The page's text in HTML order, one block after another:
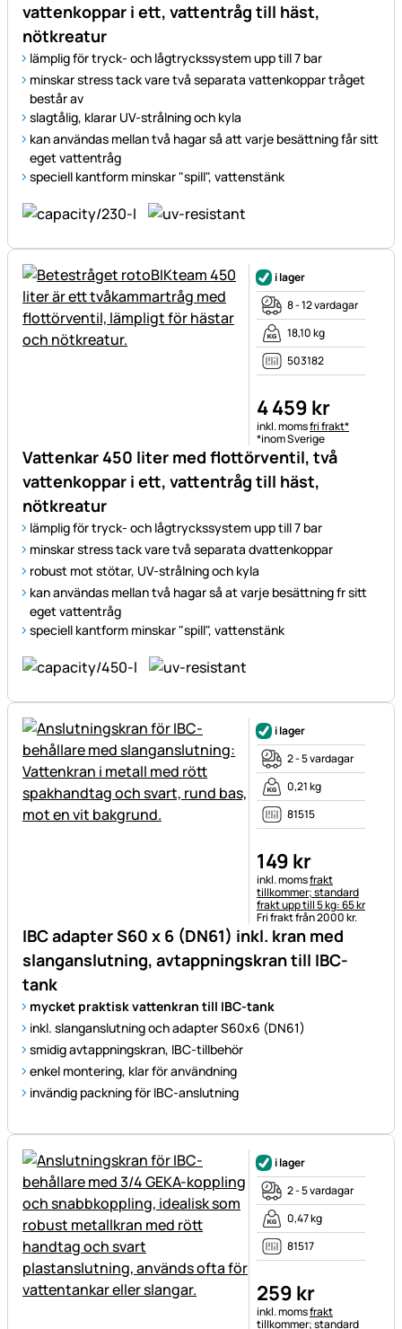
vattenkoppar i ett, vattentråg till häst,
nötkreatur
lämplig för tryck- och lågtryckssystem upp till 7 bar
minskar stress tack vare två separata vattenkoppar tråget
består av
slagtålig, klarar UV-strålning och kyla
kan användas mellan två hagar så att varje besättning får sitt
eget vattentråg
speciell kantform minskar "spill", vattenstänk
Vattenkar 450 liter med flottörventil, två
vattenkoppar i ett, vattentråg till häst,
nötkreatur
lämplig för tryck- och lågtryckssystem upp till 7 bar
minskar stress tack vare två separata dvattenkoppar
robust mot stötar, UV-strålning och kyla
kan användas mellan två hagar så at varje besättning fr sitt
eget vattentråg
speciell kantform minskar "spill", vattenstänk
i lager
8 - 12 vardagar
18,10 kg
503182
4 459 kr
Skatteinformation:
inkl. momsfri frakt*
*inom Sverige
IBC adapter S60 x 6 (DN61) inkl. kran med
slanganslutning, avtappningskran till IBC-
tank
mycket praktisk vattenkran till IBC-tank
inkl. slanganslutning och adapter S60x6 (DN61)
smidig avtappningskran, IBC-tillbehör
enkel montering, klar för användning
invändig packning för IBC-anslutning
i lager
2 - 5 vardagar
0,21 kg
81515
149 kr
Skatteinformation:
inkl. momsfrakt
tillkommer; standard
frakt upp till 5 kg: 65 kr
Fri frakt från 2000 kr.
i lager
2 - 5 vardagar
0,47 kg
81517
259 kr
Skatteinformation:
inkl. momsfrakt
tillkommer; standard